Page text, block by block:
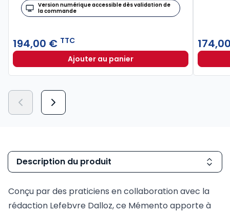
Version numérique accessible dès validation de
la commande
194,00 € TTC
Ajouter au panierMémento Urbanisme
Description du produit
Conçu par des praticiens en collaboration avec la
rédaction Lefebvre Dalloz, ce Mémento apporte à